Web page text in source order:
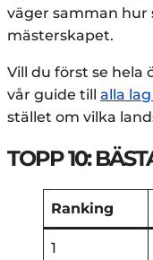
väger samman
mästerskapet.
Vill du först se hela
vår guide till alla
stället om vilka
TOPP 10:
Ranking
1